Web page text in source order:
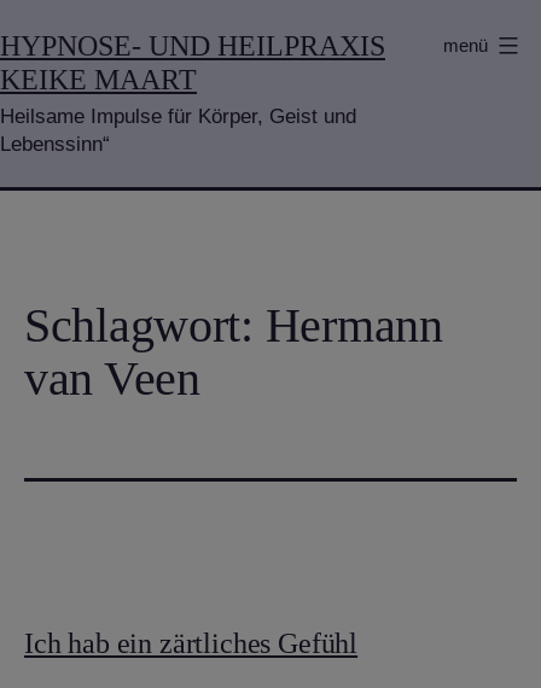
Inhalt
springen
HYPNOSE- UND HEILPRAXIS
KEIKE MAART
Heilsame Impulse für Körper, Geist und
Lebenssinn“
menü
Schlagwort: Hermann
van Veen
Ich hab ein zärtliches Gefühl